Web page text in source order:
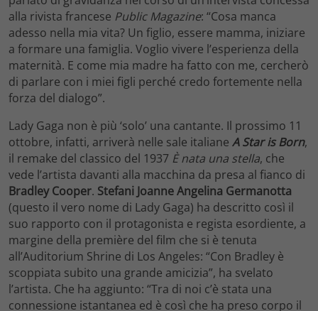
alla rivista francese Public Magazine: “Cosa manca
adesso nella mia vita? Un figlio, essere mamma, iniziare
a formare una famiglia. Voglio vivere l’esperienza della
maternità. E come mia madre ha fatto con me, cercherò
di parlare con i miei figli perché credo fortemente nella
forza del dialogo”.
Lady Gaga non è più ‘solo’ una cantante. Il prossimo 11
ottobre, infatti, arriverà nelle sale italiane A Star is Born,
il remake del classico del 1937 È nata una stella, che
vede l’artista davanti alla macchina da presa al fianco di
Bradley Cooper. Stefani Joanne Angelina Germanotta
(questo il vero nome di Lady Gaga) ha descritto così il
suo rapporto con il protagonista e regista esordiente, a
margine della première del film che si è tenuta
all’Auditorium Shrine di Los Angeles: “Con Bradley è
scoppiata subito una grande amicizia”, ha svelato
l’artista. Che ha aggiunto: “Tra di noi c’è stata una
connessione istantanea ed è così che ha preso corpo il